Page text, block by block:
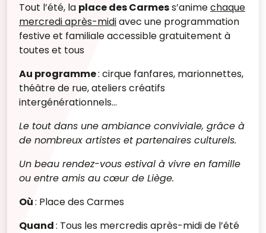
Tout l’été, la place des Carmess’animechaque
mercredi après-midiavec une programmation
festive et familiale accessible gratuitement à
toutes et tous
Au programme: cirque fanfares, marionnettes,
théâtre de rue,ateliers créatifs
intergénérationnels...
Le tout dans une ambiance conviviale, grâce à
de nombreux artistes et partenaires culturels.
Un beau rendez-vous estival à vivre en famille
ou entre amis au cœur de Liège.
Où: Place des Carmes
Quand: Tous les mercredis après-midi de l’été